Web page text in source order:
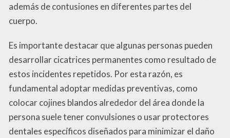
además de contusiones en diferentes partes del
cuerpo.
Es importante destacar que algunas personas pueden
desarrollar cicatrices permanentes como resultado de
estos incidentes repetidos. Por esta razón, es
fundamental adoptar medidas preventivas, como
colocar cojines blandos alrededor del área donde la
persona suele tener convulsiones o usar protectores
dentales específicos diseñados para minimizar el daño